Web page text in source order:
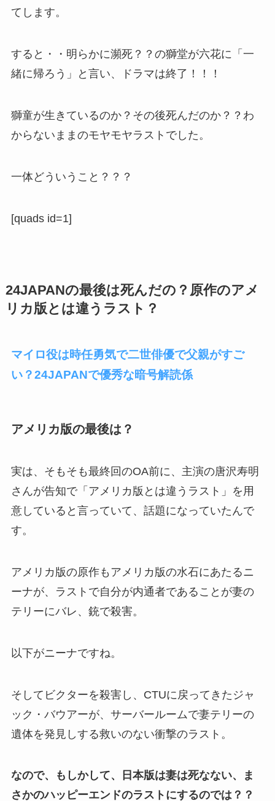
てします。
すると・・明らかに瀕死？？の獅堂が六花に「一
緒に帰ろう」と言い、ドラマは終了！！！
獅童が生きているのか？その後死んだのか？？わ
からないままのモヤモヤラストでした。
一体どういうこと？？？
[quads id=1]
24JAPANの最後は死んだの？原作のアメ
リカ版とは違うラスト？
マイロ役は時任勇気で二世俳優で父親がすご
い？24JAPANで優秀な暗号解読係
アメリカ版の最後は？
実は、そもそも最終回のOA前に、主演の唐沢寿明
さんが告知で「アメリカ版とは違うラスト」を用
意していると言っていて、話題になっていたんで
す。
アメリカ版の原作もアメリカ版の水石にあたるニ
ーナが、ラストで自分が内通者であることが妻の
テリーにバレ、銃で殺害。
以下がニーナですね。
そしてビクターを殺害し、CTUに戻ってきたジャ
ック・バウアーが、サーバールームで妻テリーの
遺体を発見しする救いのない衝撃のラスト。
なので、もしかして、日本版は妻は死なない、ま
さかのハッピーエンドのラストにするのでは？？